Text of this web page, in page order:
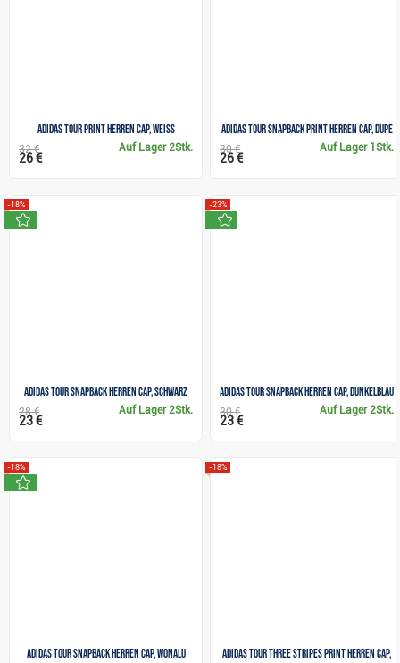
Adidas Tour Print Herren Cap, weiss
Auf Lager2Stk.
32 €
26 €
Adidas Tour Snapback Print Herren Cap, dupe
Auf Lager 1Stk.
30 €
26 €
Adidas Tour Snapback Herren Cap, schwarz
-18%
Auf Lager 2Stk.
28 €
23 €
Adidas Tour Snapback Herren Cap, dunkelblau
-23%
Auf Lager 2Stk.
30 €
23 €
Adidas Tour Snapback Herren Cap, wonalu
-18%
Adidas Tour Three Stripes Print Herren Cap,
-18%